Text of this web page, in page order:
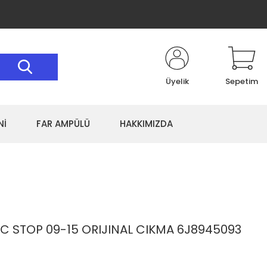
Üyelik Sepetim
FAR AMPÜLÜ HAKKIMIZDA
STOP 09-15 ORIJINAL CIKMA 6J8945093